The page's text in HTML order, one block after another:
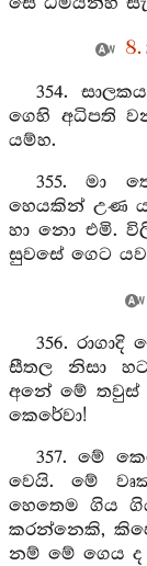
354.
ගෙහි අධිපති
යම්හ.
355. මා
හෙයකින් උණ
හා නො එමි.
සුවසේ ගෙට
356.
සීතල නිසා
අනේ මේ තවුස්
කෙරේවා!
357. මේ
වෙයි. මේ
හෙතෙම ගිය
කරන්නෙකි,
නම් මේ ගෙය